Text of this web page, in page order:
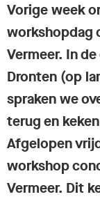
Vorige week
workshopdag
Vermeer. In
Dronten (op
spraken we
terug en
Afgelopen
workshop
Vermeer. Dit